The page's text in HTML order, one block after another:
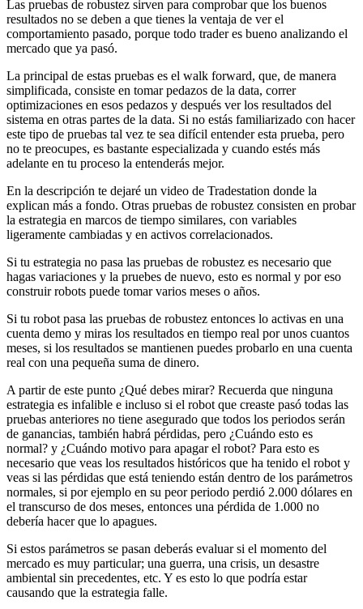
Las pruebas de robustez sirven para comprobar que los buenos
resultados no se deben a que tienes la ventaja de ver el
comportamiento pasado, porque todo trader es bueno analizando el
mercado que ya pasó.
La principal de estas pruebas es el walk forward, que, de manera
simplificada, consiste en tomar pedazos de la data, correr
optimizaciones en esos pedazos y después ver los resultados del
sistema en otras partes de la data. Si no estás familiarizado con hacer
este tipo de pruebas tal vez te sea difícil entender esta prueba, pero
no te preocupes, es bastante especializada y cuando estés más
adelante en tu proceso la entenderás mejor.
En la descripción te dejaré un video de Tradestation donde la
explican más a fondo. Otras pruebas de robustez consisten en probar
la estrategia en marcos de tiempo similares, con variables
ligeramente cambiadas y en activos correlacionados.
Si tu estrategia no pasa las pruebas de robustez es necesario que
hagas variaciones y la pruebes de nuevo, esto es normal y por eso
construir robots puede tomar varios meses o años.
Si tu robot pasa las pruebas de robustez entonces lo activas en una
cuenta demo y miras los resultados en tiempo real por unos cuantos
meses, si los resultados se mantienen puedes probarlo en una cuenta
real con una pequeña suma de dinero.
A partir de este punto ¿Qué debes mirar? Recuerda que ninguna
estrategia es infalible e incluso si el robot que creaste pasó todas las
pruebas anteriores no tiene asegurado que todos los periodos serán
de ganancias, también habrá pérdidas, pero ¿Cuándo esto es
normal? y ¿Cuándo motivo para apagar el robot? Para esto es
necesario que veas los resultados históricos que ha tenido el robot y
veas si las pérdidas que está teniendo están dentro de los parámetros
normales, si por ejemplo en su peor periodo perdió 2.000 dólares en
el transcurso de dos meses, entonces una pérdida de 1.000 no
debería hacer que lo apagues.
Si estos parámetros se pasan deberás evaluar si el momento del
mercado es muy particular; una guerra, una crisis, un desastre
ambiental sin precedentes, etc. Y es esto lo que podría estar
causando que la estrategia falle.